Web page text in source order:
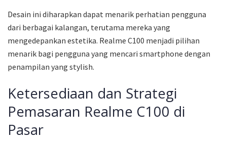
Desain ini diharapkan dapat menarik perhatian pengguna
dari berbagai kalangan, terutama mereka yang
mengedepankan estetika. Realme C100 menjadi pilihan
menarik bagi pengguna yang mencari smartphone dengan
penampilan yang stylish.
Ketersediaan dan Strategi
Pemasaran Realme C100 di
Pasar